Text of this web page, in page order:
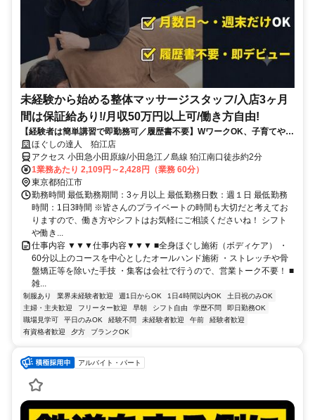
未経験から始める整体マッサージスタッフ/入店3ヶ月
間は保証給あり!/月収50万円以上可/働き方自由!
【経験者は簡単講習で即勤務可／履歴書不要】WワークOK、子育てや介
護、他の仕事をしながら自分に合った働き方をしている方が活躍中
ほぐしの達人 狛江店
アクセス 小田急小田原線/小田急江ノ島線 狛江南口徒歩約2分
1業務あたり 2,109円～2,428円（業務 60分）
東京都狛江市
勤務時間 最低勤務期間：3ヶ月以上 最低勤務日数：週１日 最低勤務
時間：1日3時間 ※皆さんのプライベートの時間も大切だと考えてお
りますので、働き方やシフトはお気軽にご相談くださいね！ シフト
や働き...
仕事内容 ▼▼▼仕事内容▼▼▼ ■全身ほぐし施術（ボディケア） ・
60分以上のコースを中心としたオールハンド施術 ・ストレッチや骨
盤矯正等を除いた手技 ・集客は会社で行うので、営業トーク不要！ ■
雑...
制服あり 業界未経験者歓迎 週1日からOK 1日4時間以内OK
土日祝のみOK
主婦・主夫歓迎
フリーター歓迎 早朝 シフト自由 学歴不問
即日勤務OK
職場見学可
平日のみOK 経験不問 未経験者歓迎 午前
経験者歓迎
有資格者歓迎
夕方 ブランクOK
アルバイト・パート